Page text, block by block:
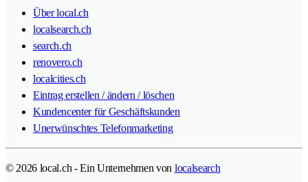
Über local.ch
localsearch.ch
search.ch
renovero.ch
localcities.ch
Eintrag erstellen / ändern / löschen
Kundencenter für Geschäftskunden
Unerwünschtes Telefonmarketing
© 2026 local.ch - Ein Unternehmen von localsearch